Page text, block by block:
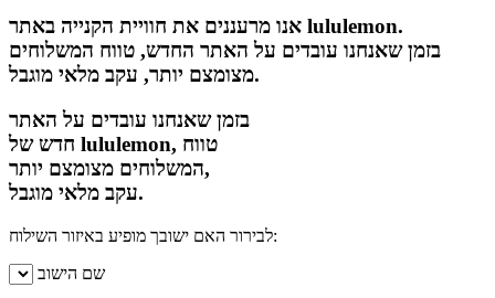
אנו מרעננים את חוויית הקנייה באתר lululemon.
בזמן שאנחנו עובדים על האתר החדש, טווח המשלוחים
מצומצם יותר, עקב מלאי מוגבל.
בזמן שאנחנו עובדים על האתר
חדש של lululemon, טווח
המשלוחים מצומצם יותר,
עקב מלאי מוגבל.
לבירור האם ישובך מופיע באיזור השילוח:
שם הישוב